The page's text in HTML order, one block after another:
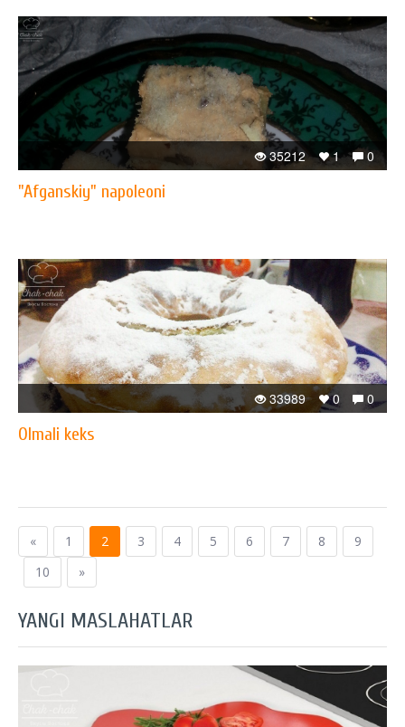
0
1
35212
"Afganskiy" napoleoni
0
0
33989
Olmali keks
« 1 2 3 4 5 6 7 8
9
10
»
YANGI MASLAHATLAR